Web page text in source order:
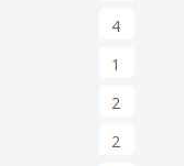
4
1
2
2